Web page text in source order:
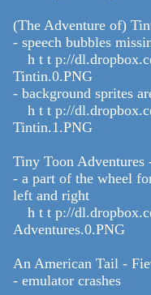
(The Adventure of)
- speech bubbles
h t t p://
Tintin.0.PNG
- background sprites
h t t p://
Tintin.1.PNG
Tiny Toon
- a part of the wheel
left and right
h t t p://
Adventures.0.PNG
An American Tail -
- emulator crashes